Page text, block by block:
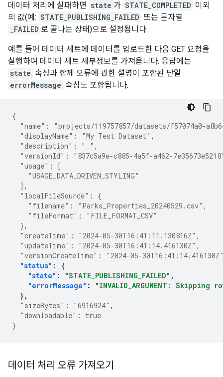
데이터 처리에 실패하면 state 가 STATE_COMPLETED 이외
의 값(예: STATE_PUBLISHING_FAILED 또는 문자열
_FAILED 로 끝나는 상태)으로 설정됩니다.
예를 들어 데이터 세트에 데이터를 업로드한 다음 GET 요청을
실행하여 데이터 세트 세부정보를 가져옵니다. 응답에는
state 속성과 함께 오류에 관한 설명이 포함된 단일
errorMessage 속성도 포함됩니다.
{
"name" :
"projects/119757857/datasets/f57074a0-
"displayName" : "My Test Dataset" ,
"description" : " " ,
"versionId" :
"837c5a9e-c885-4a5f-a462-
"usage" :
[
"USAGE_DATA_DRIVEN_STYLING"
],
"localFileSource" :
{
"filename" : "Parks_Properties_20240529.csv" ,
"fileFormat" :
"FILE_FORMAT_CSV"
},
"createTime" : "2024-05-30T16:41:11.130816Z" ,
"updateTime" : "2024-05-30T16:41:14.416130Z" ,
"versionCreateTime" :
"2024-05-
"status" :
{
"state" : "STATE_PUBLISHING_FAILED" ,
"errorMessage" :
"INVALID_ARGUMENT:
},
"sizeBytes" : "6916924" ,
"downloadable" :
true
}
데이터 처리 오류 가져오기